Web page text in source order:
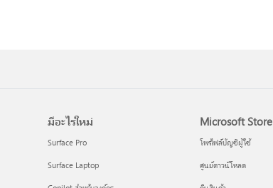
มีอะไรใหม่
Surface Pro
Surface Laptop
Microsoft Store
โพรไฟล์บัญชีผู้ใช้
ศูนย์ดาวน์โหลด